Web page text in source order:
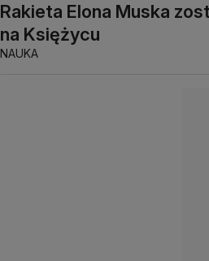
Rakieta Elona Muska
na Księżycu
NAUKA